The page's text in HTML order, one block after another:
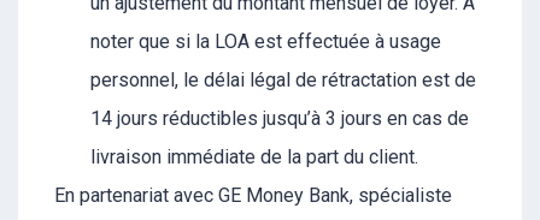
noter que si la LOA est effectuée à usage
personnel, le délai légal de rétractation est de
14 jours réductibles jusqu’à 3 jours en cas de
livraison immédiate de la part du client.
En partenariat avec GE Money Bank, spécialiste